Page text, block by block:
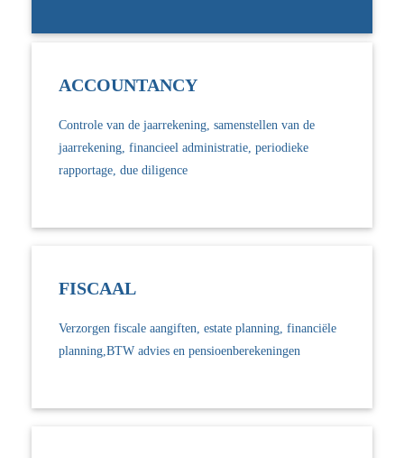
ACCOUNTANCY
Controle van de jaarrekening, samenstellen van de
jaarrekening, financieel administratie, periodieke
rapportage, due diligence
FISCAAL
Verzorgen fiscale aangiften, estate planning, financiële
planning,BTW advies en pensioenberekeningen